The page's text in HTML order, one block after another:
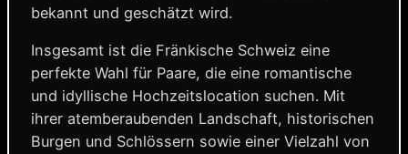
bekannt und geschätzt wird.
Insgesamt ist die Fränkische Schweiz eine
perfekte Wahl für Paare, die eine romantische
und idyllische Hochzeitslocation suchen. Mit
ihrer atemberaubenden Landschaft, historischen
Burgen und Schlössern sowie einer Vielzahl von